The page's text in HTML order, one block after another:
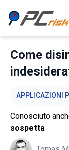
Come
APPLICAZIONI
Conosciuto
sospetta